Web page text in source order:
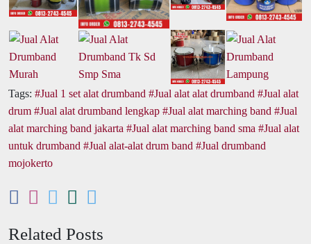
Tags: Jual 1 set alat drumband Jual alat alat drumband
Jual alat
drum
Jual alat drumband lengkap Jual alat marching band
Jual
alat marching band jakarta
Jual alat marching band sma
Jual alat
untuk drumband
Jual alat-alat drum band
Jual drumband
mojokerto
Related Posts